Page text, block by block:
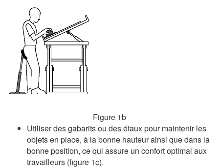
Figure 1b
Utiliser des gabarits ou des étaux pour maintenir les
objets en place, à la bonne hauteur ainsi que dans la
bonne position, ce qui assure un confort optimal aux
travailleurs (figure 1c).